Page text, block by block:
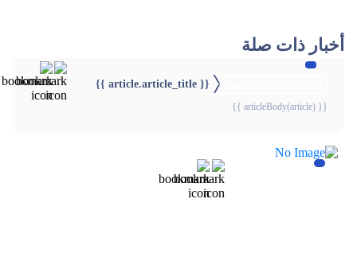
أخبار ذات صلة
{{ article.article_title }}
{{ articleBody(article) }}